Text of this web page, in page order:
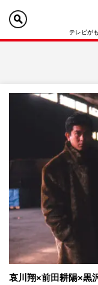
テレビが
哀川翔×前田耕陽×黒